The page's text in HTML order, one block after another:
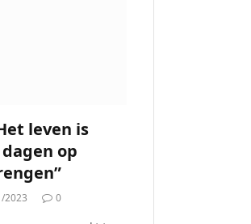
leven is
op
2023 0